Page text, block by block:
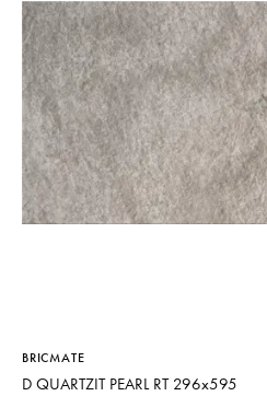
BRICMATE
D QUARTZIT PEARL RT 296x595